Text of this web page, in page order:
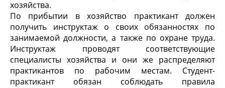
хозяйства.
По прибытии в хозяйство практикант должен
получить инструктаж о своих обязанностях по
занимаемой должности, а также по охране труда.
Инструктаж проводят соответствующие
специалисты хозяйства и они же распределяют
практикантов по рабочим местам. Студент-
практикант обязан соблюдать правила